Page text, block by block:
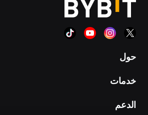
حول
خدمات
الدعم